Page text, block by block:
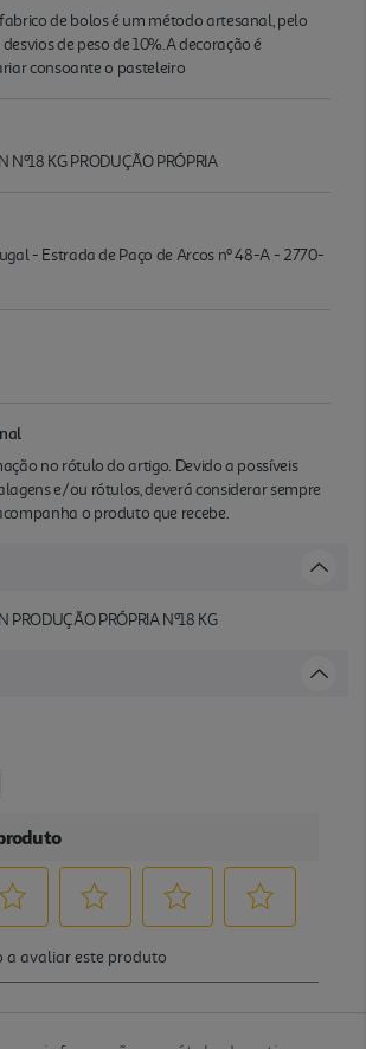
de bolos é um método artesanal, pelo
de peso de 10%.A decoração é
consoante o pasteleiro
Nº18 KG PRODUÇÃO PRÓPRIA
- Estrada de Paço de Arcos nº 48-A - 2770-
no rótulo do artigo. Devido a possíveis
e/ou rótulos, deverá considerar sempre
o produto que recebe.
PRODUÇÃO PRÓPRIA Nº18 KG